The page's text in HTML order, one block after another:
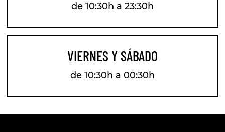
de 10:30h a 23:30h
VIERNES Y SÁBADO
de 10:30h a 00:30h